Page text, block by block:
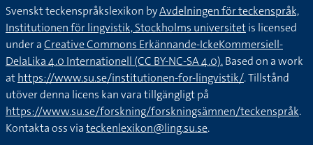
Svenskt teckenspråkslexikon byAvdelningen för teckenspråk,
Institutionen för lingvistik, Stockholms universitetis licensed
under aCreative Commons Erkännande-IckeKommersiell-
DelaLika 4.0 Internationell (CC BY-NC-SA 4.0).Based on a work
athttps://www.su.se/institutionen-for-lingvistik/. Tillstånd
utöver denna licens kan vara tillgängligt på
https://www.su.se/forskning/forskningsämnen/teckenspråk.
Kontakta oss viateckenlexikon@ling.su.se.